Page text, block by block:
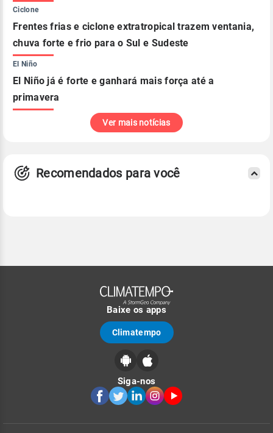
Ciclone
Frentes frias e ciclone extratropical trazem ventania,
chuva forte e frio para o Sul e Sudeste
El Niño
El Niño já é forte e ganhará mais força até a
primavera
Ver mais notícias
Recomendados para você
Baixe os apps
Climatempo
Siga-nos